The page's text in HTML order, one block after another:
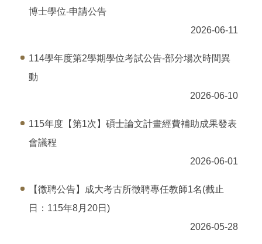
博士學位-申請公告
2026-06-11
114學年度第2學期學位考試公告-部分場次時間異
動
2026-06-10
115年度【第1次】碩士論文計畫經費補助成果發表
會議程
2026-06-01
【徵聘公告】成大考古所徵聘專任教師1名(截止
日：115年8月20日)
2026-05-28